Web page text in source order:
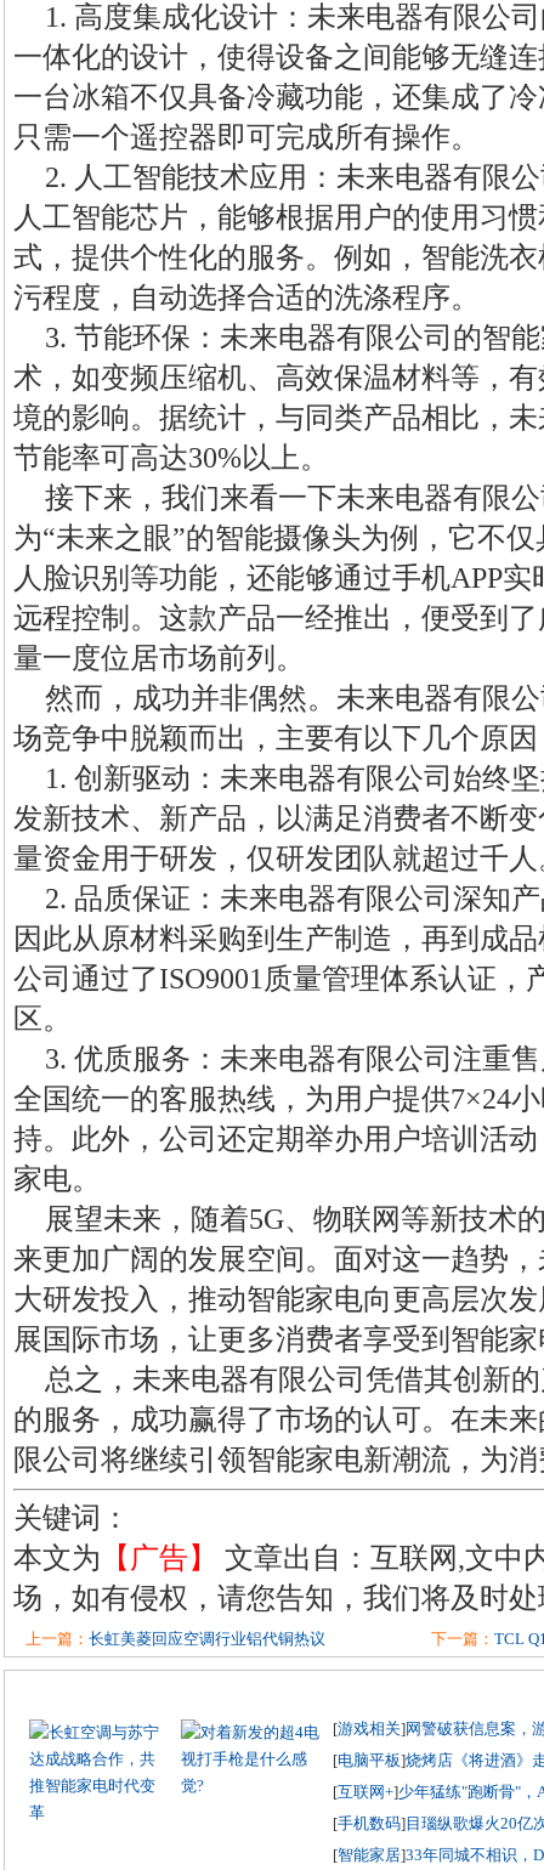
1. 高度集成化设计：未来电器有限公
一体化的设计，使得设备之间能够无缝
一台冰箱不仅具备冷藏功能，还集成了
只需一个遥控器即可完成所有操作。
2. 人工智能技术应用：未来电器有限
人工智能芯片，能够根据用户的使用习
式，提供个性化的服务。例如，智能洗
污程度，自动选择合适的洗涤程序。
3. 节能环保：未来电器有限公司的智
术，如变频压缩机、高效保温材料等，
境的影响。据统计，与同类产品相比，
节能率可高达30%以上。
接下来，我们来看一下未来电器有限
为“未来之眼”的智能摄像头为例，它不
人脸识别等功能，还能够通过手机APP
远程控制。这款产品一经推出，便受到
量一度位居市场前列。
然而，成功并非偶然。未来电器有限
场竞争中脱颖而出，主要有以下几个原因
1. 创新驱动：未来电器有限公司始终
发新技术、新产品，以满足消费者不断
量资金用于研发，仅研发团队就超过千人
2. 品质保证：未来电器有限公司深知
因此从原材料采购到生产制造，再到成
公司通过了ISO9001质量管理体系认证，
区。
3. 优质服务：未来电器有限公司注重
全国统一的客服热线，为用户提供7×24
持。此外，公司还定期举办用户培训活
家电。
展望未来，随着5G、物联网等新技术
来更加广阔的发展空间。面对这一趋势
大研发投入，推动智能家电向更高层次
展国际市场，让更多消费者享受到智能
总之，未来电器有限公司凭借其创新
的服务，成功赢得了市场的认可。在未
限公司将继续引领智能家电新潮流，为
关键词：
本文为 【广告】
文章出自：互联网,文中
场，如有侵权，请您告知，我们将及时
上一篇： 长虹美菱回应空调行业铝代铜热议 下一篇： TCL
[游戏相关]网警破获信息案，
[电脑平板]烧烤店《将进酒》
[互联网+]少年猛练"跑断骨"，
[手机数码]目瑙纵歌爆火20亿
[智能家居]33年同城不相识，